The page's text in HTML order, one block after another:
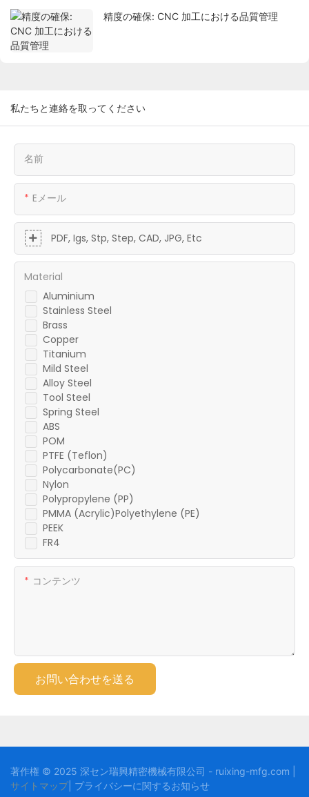
精度の確保: CNC 加工における品質管理
私たちと連絡を取ってください
名前
Eメール
PDF, Igs, Stp, Step, CAD, JPG, Etc
Aluminium
Stainless Steel
Brass
Copper
Titanium
Mild Steel
Alloy Steel
Tool Steel
Spring Steel
ABS
POM
PTFE (Teflon)
Polycarbonate(PC)
Nylon
Polypropylene (PP)
PMMA (Acrylic)Polyethylene (PE)
PEEK
FR4
Material
コンテンツ
お問い合わせを送る
著作権 © 2025 深セン瑞興精密機械有限公司 - ruixing-mfg.com |
サイトマップ| プライバシーに関するお知らせ